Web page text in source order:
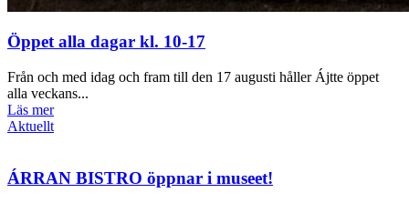
Öppet alla dagar kl. 10-17
Från och med idag och fram till den 17 augusti håller Ájtte öppet
alla veckans...
Läs mer
Aktuellt
ÁRRAN BISTRO öppnar i museet!